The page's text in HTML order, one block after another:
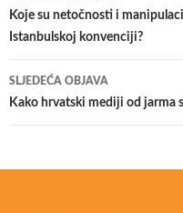
Navigacija
objava
Koje su netočnosti i
Istanbulskoj konvenciji?
SLJEDEĆA OBJAVA
Kako hrvatski mediji od jarma